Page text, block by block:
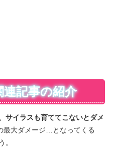
記事の紹介
サイラスも育ててこないとダメ
最大ダメージ…となってくる
。